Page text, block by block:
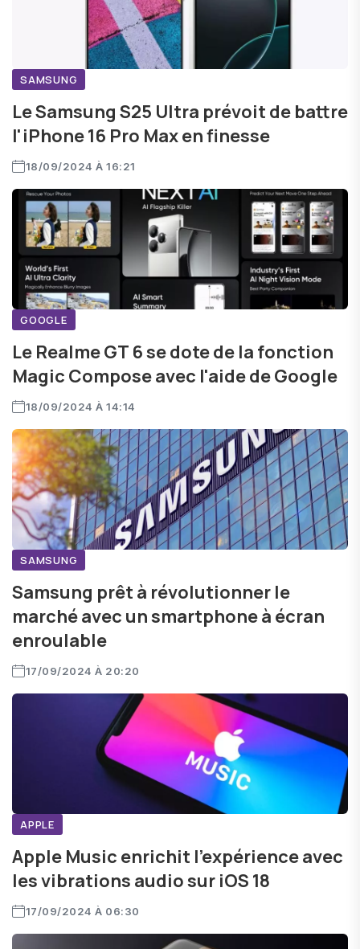
SAMSUNG
Le Samsung S25 Ultra prévoit de battre
l'iPhone 16 Pro Max en finesse
18/09/2024 À 16:21
GOOGLE
Le Realme GT 6 se dote de la fonction
Magic Compose avec l'aide de Google
18/09/2024 À 14:14
SAMSUNG
Samsung prêt à révolutionner le
marché avec un smartphone à écran
enroulable
17/09/2024 À 20:20
APPLE
Apple Music enrichit l'expérience avec
les vibrations audio sur iOS 18
17/09/2024 À 06:30